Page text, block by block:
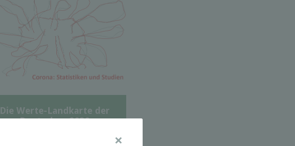
Die Werte-Landkarte der
Deutschen 2030